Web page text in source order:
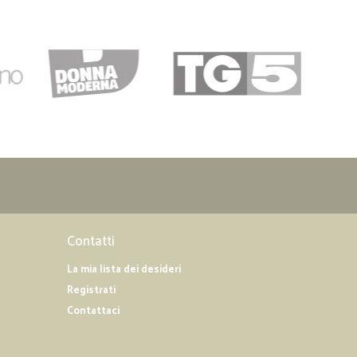
Contatti
La mia lista dei desideri
Registrati
Contattaci